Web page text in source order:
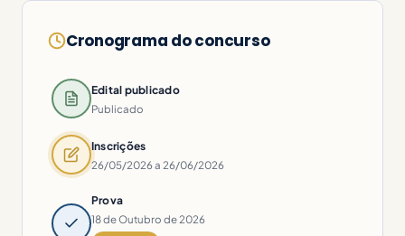
Cronograma do concurso
Edital publicado
Publicado
Inscrições
26/05/2026 a 26/06/2026
Prova
18 de Outubro de 2026